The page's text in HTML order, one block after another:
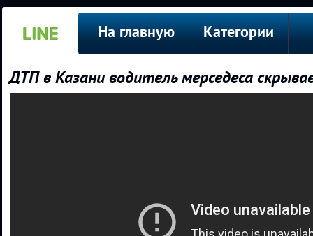
На главную Категории
ДТП в Казани водитель мерседеса